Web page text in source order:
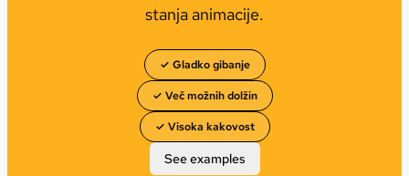
stanja animacije.
✓ Gladko gibanje
✓ Več možnih dolžin
✓ Visoka kakovost
See examples